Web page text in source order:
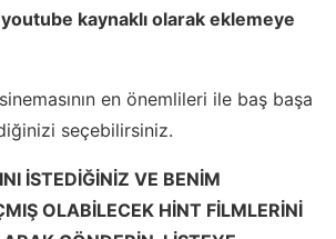
youtube kaynaklı olarak eklemeye
en önemlileri ile baş başa
seçebilirsiniz.
İSTEDİĞİNİZ VE BENİM
OLABİLECEK HİNT FİLMLERİNİ